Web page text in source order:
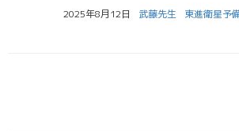
2025年8月12日 武藤先生 東進衛星予